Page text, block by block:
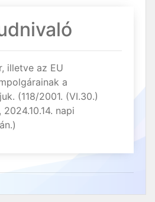
illetve az EU
a
(118/2001. (VI.30.)
napi